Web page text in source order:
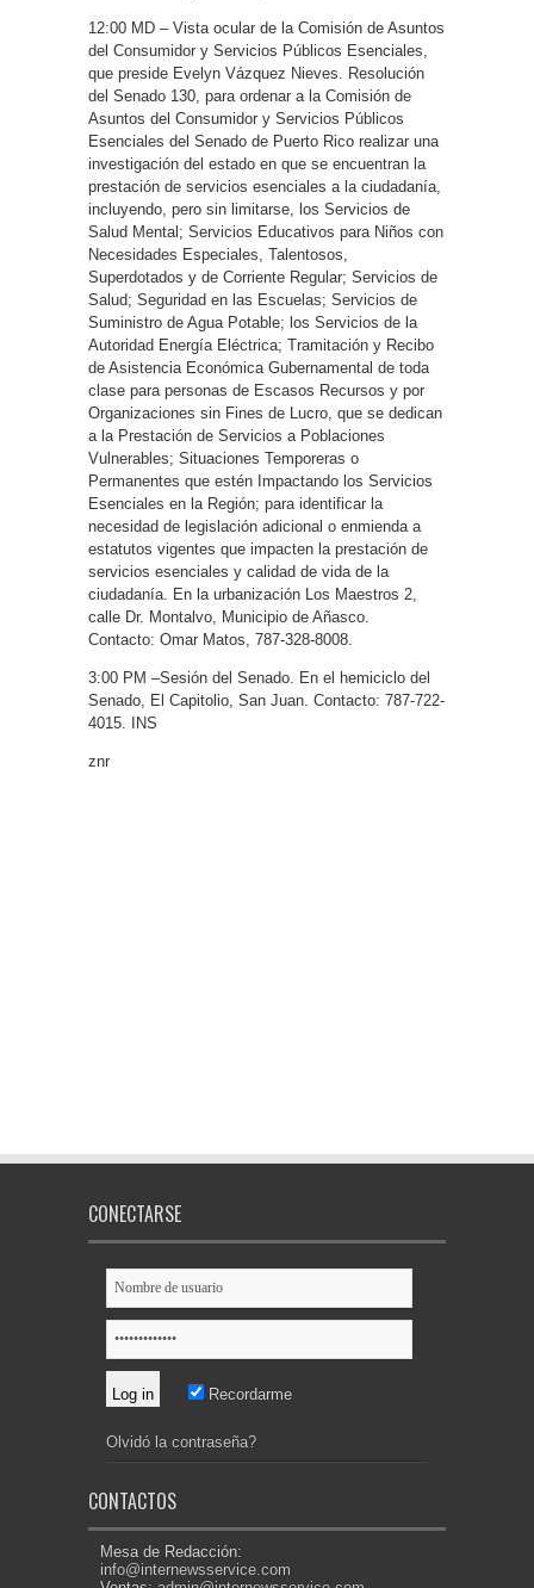
12:00 MD – Vista ocular de la Comisión de Asuntos
del Consumidor y Servicios Públicos Esenciales,
que preside Evelyn Vázquez Nieves. Resolución
del Senado 130, para ordenar a la Comisión de
Asuntos del Consumidor y Servicios Públicos
Esenciales del Senado de Puerto Rico realizar una
investigación del estado en que se encuentran la
prestación de servicios esenciales a la ciudadanía,
incluyendo, pero sin limitarse, los Servicios de
Salud Mental; Servicios Educativos para Niños con
Necesidades Especiales, Talentosos,
Superdotados y de Corriente Regular; Servicios de
Salud; Seguridad en las Escuelas; Servicios de
Suministro de Agua Potable; los Servicios de la
Autoridad Energía Eléctrica; Tramitación y Recibo
de Asistencia Económica Gubernamental de toda
clase para personas de Escasos Recursos y por
Organizaciones sin Fines de Lucro, que se dedican
a la Prestación de Servicios a Poblaciones
Vulnerables; Situaciones Temporeras o
Permanentes que estén Impactando los Servicios
Esenciales en la Región; para identificar la
necesidad de legislación adicional o enmienda a
estatutos vigentes que impacten la prestación de
servicios esenciales y calidad de vida de la
ciudadanía. En la urbanización Los Maestros 2,
calle Dr. Montalvo, Municipio de Añasco.
Contacto: Omar Matos, 787-328-8008.
3:00 PM –Sesión del Senado. En el hemiciclo del
Senado, El Capitolio, San Juan. Contacto: 787-722-
4015. INS
znr
CONECTARSE
Recordarme
Olvidó la contraseña?
CONTACTOS
Mesa de Redacción:
info@internewsservice.com